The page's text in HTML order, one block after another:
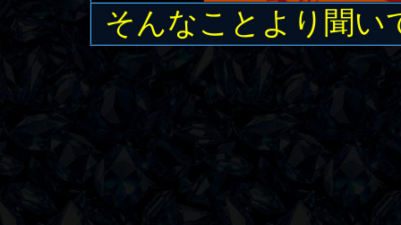
そんなことより聞い